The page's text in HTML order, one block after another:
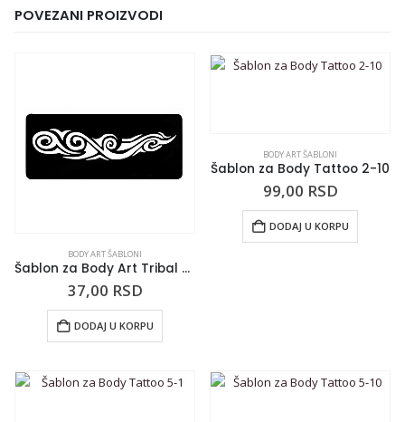
POVEZANI PROIZVODI
BODY ART ŠABLONI
Šablon za Body Art Tribal SAS 179
37,00 RSD
DODAJ U KORPU
BODY ART ŠABLONI
Šablon za Body Tattoo 2-10
99,00 RSD
DODAJ U KORPU